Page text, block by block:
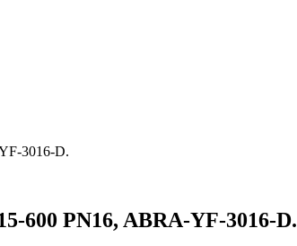
3016-D.
600 PN16, ABRA-YF-3016-D.